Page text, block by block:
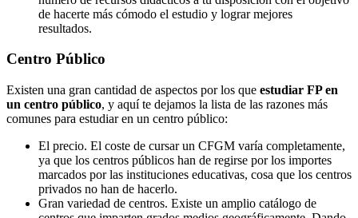
de hacerte más cómodo el estudio y lograr mejores
resultados.
Centro Público
Existen una gran cantidad de aspectos por los que estudiar FP en
un centro público, y aquí te dejamos la lista de las razones más
comunes para estudiar en un centro público:
El precio. El coste de cursar un CFGM varía completamente,
ya que los centros públicos han de regirse por los importes
marcados por las instituciones educativas, cosa que los centros
privados no han de hacerlo.
Gran variedad de centros. Existe un amplio catálogo de